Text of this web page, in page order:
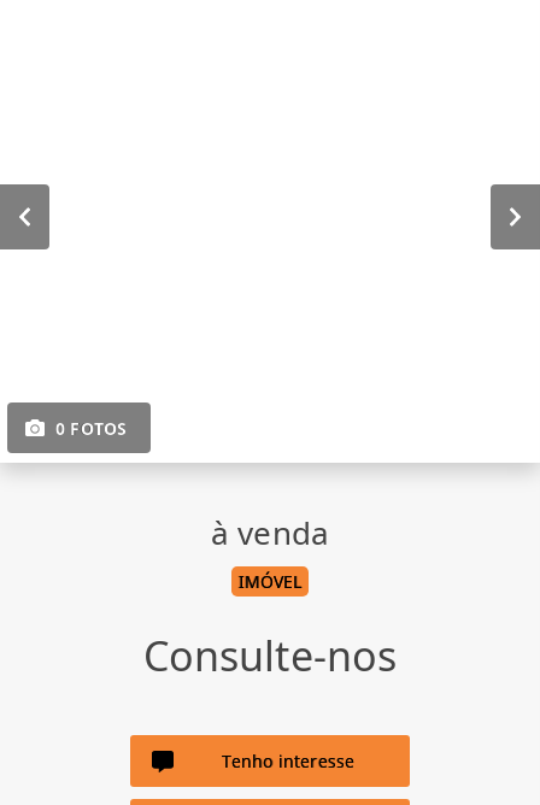
0 FOTOS
à venda
IMÓVEL
Consulte-nos
Tenho interesse